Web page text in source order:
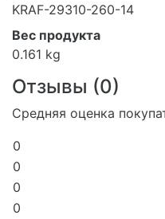
KRAF-29310-260-14
Вес продукта
0.161 kg
Отзывы (0)
Средняя оценка
0
0
0
0